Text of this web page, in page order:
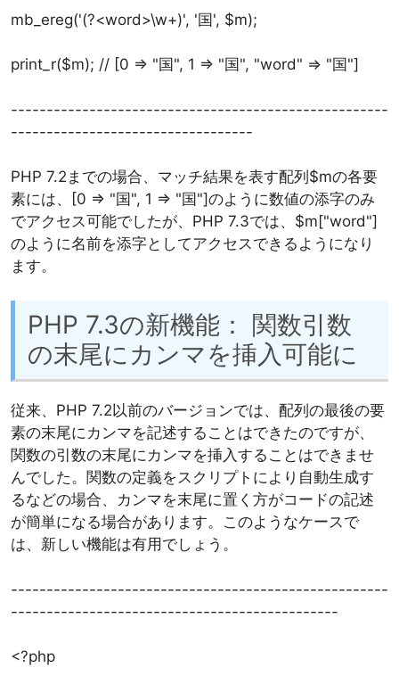
mb_ereg('(?<word>\w+)', '国', $m);
print_r($m); // [0 => "国", 1 => "国", "word" => "国"]
-----------------------------------------------------
----------------------------------
PHP 7.2までの場合、マッチ結果を表す配列$mの各要
素には、[0 => "国", 1 => "国"]のように数値の添字のみ
でアクセス可能でしたが、PHP 7.3では、$m["word"]
のように名前を添字としてアクセスできるようになり
ます。
PHP 7.3の新機能： 関数引数
の末尾にカンマを挿入可能に
従来、PHP 7.2以前のバージョンでは、配列の最後の要
素の末尾にカンマを記述することはできたのですが、
関数の引数の末尾にカンマを挿入することはできませ
んでした。関数の定義をスクリプトにより自動生成す
るなどの場合、カンマを末尾に置く方がコードの記述
が簡単になる場合があります。このようなケースで
は、新しい機能は有用でしょう。
-----------------------------------------------------
----------------------------------------------
<?php